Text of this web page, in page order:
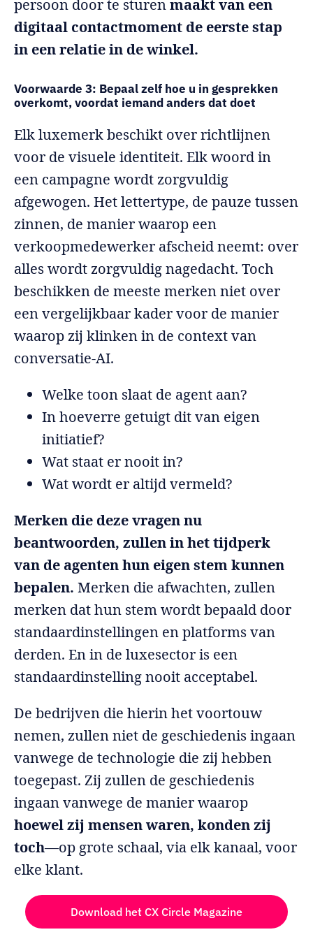
persoon door te sturenmaakt van een
digitaal contactmoment de eerste stap
in een relatie in de winkel.
Voorwaarde 3: Bepaal zelf hoe u in gesprekken
overkomt, voordat iemand anders dat doet
Elk luxemerk beschikt over richtlijnen
voor de visuele identiteit. Elk woord in
een campagne wordt zorgvuldig
afgewogen. Het lettertype, de pauze tussen
zinnen, de manier waarop een
verkoopmedewerker afscheid neemt: over
alles wordt zorgvuldig nagedacht. Toch
beschikken de meeste merken niet over
een vergelijkbaar kader voor de manier
waarop zij klinken in de context van
conversatie-AI.
Welke toon slaat de agent aan?
In hoeverre getuigt dit van eigen
initiatief?
Wat staat er nooit in?
Wat wordt er altijd vermeld?
Merken die deze vragen nu
beantwoorden, zullen in het tijdperk
van de agenten hun eigen stem kunnen
bepalen.Merken die afwachten, zullen
merken dat hun stem wordt bepaald door
standaardinstellingen en platforms van
derden. En in de luxesector is een
standaardinstelling nooit acceptabel.
De bedrijven die hierin het voortouw
nemen, zullen niet de geschiedenis ingaan
vanwege de technologie die zij hebben
toegepast. Zij zullen de geschiedenis
ingaan vanwege de manier waarop
hoewel zij mensen waren, konden zij
toch—op grote schaal, via elk kanaal, voor
elke klant.
Download het CX Circle Magazine